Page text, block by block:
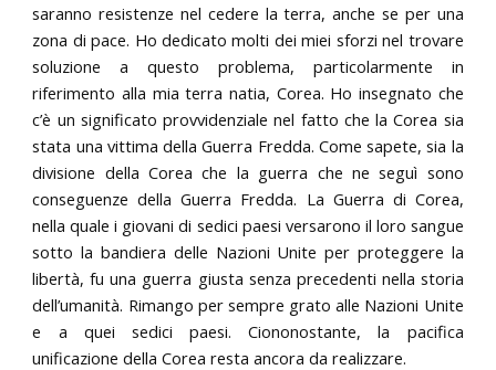
saranno resistenze nel cedere la terra, anche se per una
zona di pace. Ho dedicato molti dei miei sforzi nel trovare
soluzione a questo problema, particolarmente in
riferimento alla mia terra natia, Corea. Ho insegnato che
c’è un significato provvidenziale nel fatto che la Corea sia
stata una vittima della Guerra Fredda. Come sapete, sia la
divisione della Corea che la guerra che ne seguì sono
conseguenze della Guerra Fredda. La Guerra di Corea,
nella quale i giovani di sedici paesi versarono il loro sangue
sotto la bandiera delle Nazioni Unite per proteggere la
libertà, fu una guerra giusta senza precedenti nella storia
dell’umanità. Rimango per sempre grato alle Nazioni Unite
e a quei sedici paesi. Ciononostante, la pacifica
unificazione della Corea resta ancora da realizzare.